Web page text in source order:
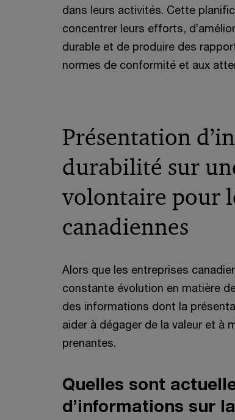
dans leurs activités. Cette
concentrer leurs efforts,
durable et de produire des
normes de conformité et aux
Présentation
durabilité sur
volontaire pour
canadiennes
Alors que les entreprises
constante évolution en matière
des informations dont la
aider à dégager de la valeur et à
prenantes.
Quelles sont
d’informations sur